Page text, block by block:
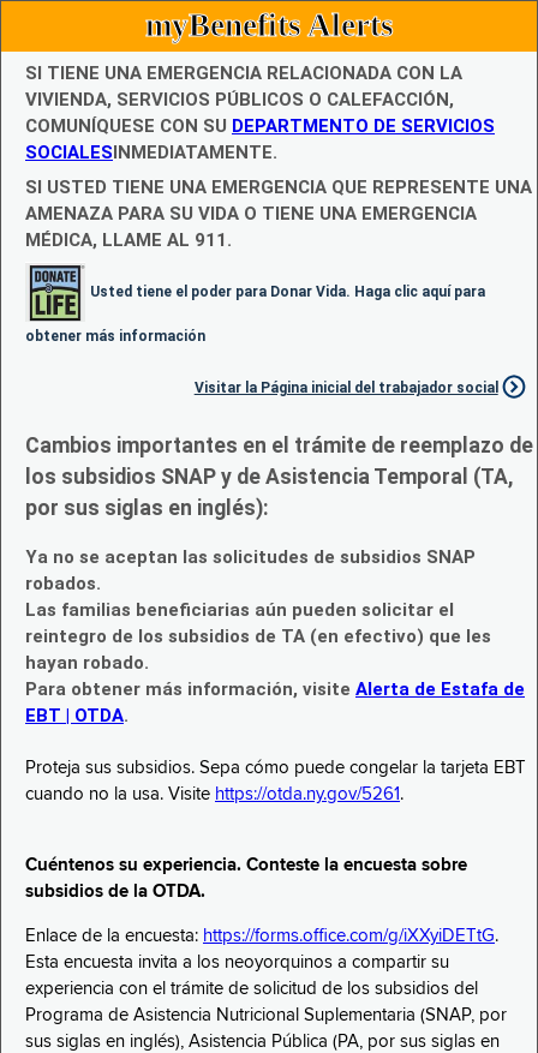
myBenefits Alerts
SI TIENE UNA EMERGENCIA RELACIONADA CON LA
VIVIENDA, SERVICIOS PÚBLICOS O CALEFACCIÓN,
COMUNÍQUESE CON SU DEPARTMENTO DE SERVICIOS
SOCIALESINMEDIATAMENTE.
SI USTED TIENE UNA EMERGENCIA QUE REPRESENTE UNA
AMENAZA PARA SU VIDA O TIENE UNA EMERGENCIA
MÉDICA, LLAME AL 911.
Usted tiene el poder para Donar Vida. Haga clic aquí para
obtener más información
Visitar la Página inicial del trabajador social
Cambios importantes en el trámite de reemplazo de
los subsidios SNAP y de Asistencia Temporal (TA,
por sus siglas en inglés):
Ya no se aceptan las solicitudes de subsidios SNAP
robados.
Las familias beneficiarias aún pueden solicitar el
reintegro de los subsidios de TA (en efectivo) que les
hayan robado.
Para obtener más información, visite Alerta de Estafa de
EBT | OTDA.
Proteja sus subsidios. Sepa cómo puede congelar la tarjeta EBT
cuando no la usa. Visite https://otda.ny.gov/5261 .
Cuéntenos su experiencia. Conteste la encuesta sobre
subsidios de la OTDA.
Enlace de la encuesta: https://forms.office.com/g/iXXyiDETtG.
Esta encuesta invita a los neoyorquinos a compartir su
experiencia con el trámite de solicitud de los subsidios del
Programa de Asistencia Nutricional Suplementaria (SNAP, por
sus siglas en inglés), Asistencia Pública (PA, por sus siglas en